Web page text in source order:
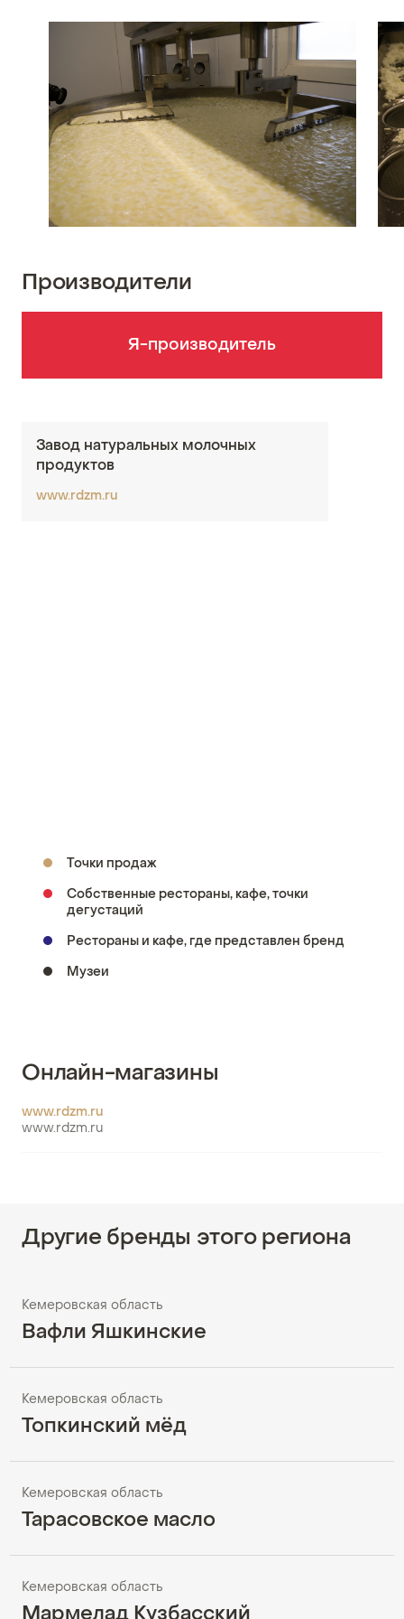
Производители
Я-производитель
Завод натуральных молочных
продуктов
www.rdzm.ru
Точки продаж
Собственные рестораны, кафе, точки
дегустаций
Рестораны и кафе, где представлен бренд
Музеи
Онлайн-магазины
www.rdzm.ru
www.rdzm.ru
Другие бренды этого региона
Кемеровская область
Вафли Яшкинские
Кемеровская область
Топкинский мёд
Кемеровская область
Тарасовское масло
Кемеровская область
Мармелад Кузбасский